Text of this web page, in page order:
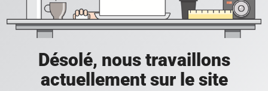
Désolé, nous travaillons
actuellement sur le site